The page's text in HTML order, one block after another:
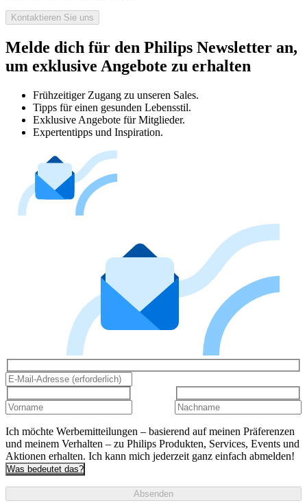
Kontaktieren Sie uns
Melde dich für den Philips Newsletter an,
um exklusive Angebote zu erhalten
Frühzeitiger Zugang zu unseren Sales.
Tipps für einen gesunden Lebensstil.
Exklusive Angebote für Mitglieder.
Expertentipps und Inspiration.
Ich möchte Werbemitteilungen – basierend auf meinen Präferenzen
und meinem Verhalten – zu Philips Produkten, Services, Events und
Aktionen erhalten. Ich kann mich jederzeit ganz einfach abmelden!
Was bedeutet das?
Absenden